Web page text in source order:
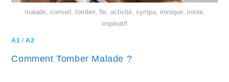
malade, conseil, tomber, fle, activité, sympa, ironique, ironie,
impératif
A1 /A2
Comment Tomber Malade ?